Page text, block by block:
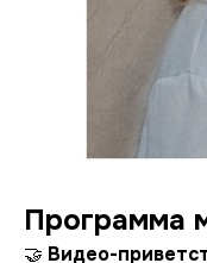
Программа
🤝 Видео-